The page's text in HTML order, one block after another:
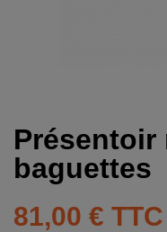
Présentoir
baguettes
81,00 € TTC